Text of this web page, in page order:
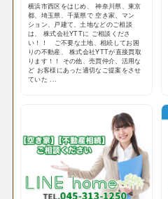
横浜市西区をはじめ、 神奈川県、東京
都、埼玉県、千葉県で 空き家、マン
ション、戸建て、土地などのご相談
は、 株式会社YTTに ご相談くださ
い！！ ご不要な土地、相続してお困
りの不動産、 株式会社YTTが直接買取
ります！！ その他、売買仲介、活用な
ど お客様にあった適切なご提案をさせ
ていた ...